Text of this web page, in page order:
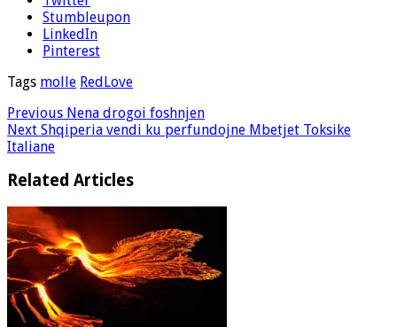
Stumbleupon
LinkedIn
Pinterest
Tags molle RedLove
Previous Nena drogoi foshnjen
Next Shqiperia vendi ku perfundojne Mbetjet Toksike
Italiane
Related Articles